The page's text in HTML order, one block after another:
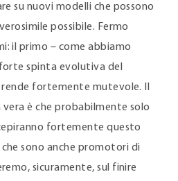
su nuovi modelli che possono
possibile. Fermo
il primo – come abbiamo
spinta evolutiva del
fortemente mutevole. Il
vera è che probabilmente solo
fortemente questo
sono anche promotori di
sicuramente, sul finire